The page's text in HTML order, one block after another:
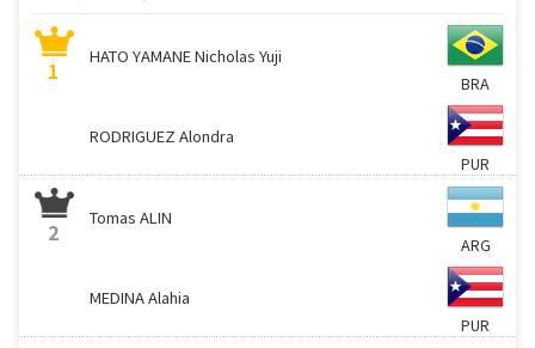
1
HATO YAMANE Nicholas Yuji
BRA
RODRIGUEZ Alondra
PUR
2
Tomas ALIN
ARG
MEDINA Alahia
PUR